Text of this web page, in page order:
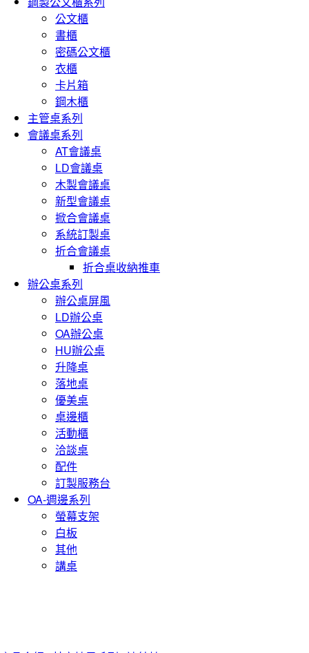
公文櫃
書櫃
密碼公文櫃
衣櫃
卡片箱
鋼木櫃
主管桌系列
會議桌系列
AT會議桌
LD會議桌
木製會議桌
新型會議桌
掀合會議桌
系統訂製桌
折合會議桌
折合桌收納推車
辦公桌系列
辦公桌屏風
LD辦公桌
OA辦公桌
HU辦公桌
升降桌
落地桌
優美桌
桌邊櫃
活動櫃
洽談桌
配件
訂製服務台
OA-週邊系列
螢幕支架
白板
其他
講桌